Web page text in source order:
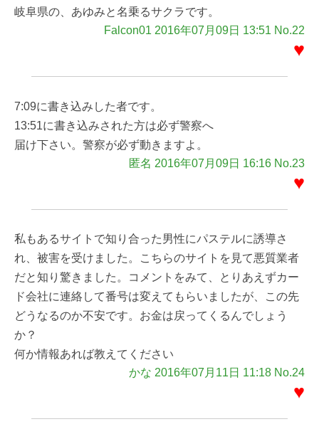
岐阜県の、あゆみと名乗るサクラです。
Falcon01 2016年07月09日 13:51 No.22
♥
7:09に書き込みした者です。
13:51に書き込みされた方は必ず警察へ
届け下さい。警察が必ず動きますよ。
匿名 2016年07月09日 16:16 No.23
♥
私もあるサイトで知り合った男性にパステルに誘導さ
れ、被害を受けました。こちらのサイトを見て悪質業者
だと知り驚きました。コメントをみて、とりあえずカー
ド会社に連絡して番号は変えてもらいましたが、この先
どうなるのか不安です。お金は戻ってくるんでしょう
か？
何か情報あれば教えてください
かな 2016年07月11日 11:18 No.24
♥